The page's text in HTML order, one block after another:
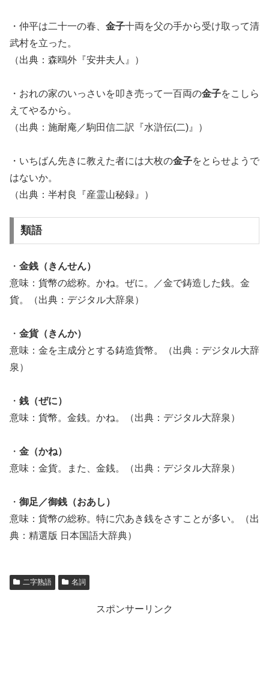
・仲平は二十一の春、 金子十両を父の手から受け取って清
武村を立った。
（出典：森鴎外『安井夫人』）
・おれの家のいっさいを叩き売って一百両の金子をこしら
えてやるから。
（出典：施耐庵／駒田信二訳『水滸伝(二)』）
・いちばん先きに教えた者には大枚の金子をとらせようで
はないか。
（出典：半村良『産霊山秘録』）
類語
・ 金銭（きんせん）
意味：貨幣の総称。かね。ぜに。／金で鋳造した銭。金
貨。（出典：デジタル大辞泉）
・ 金貨（きんか）
意味：金を主成分とする鋳造貨幣。（出典：デジタル大辞
泉）
・ 銭（ぜに）
意味：貨幣。金銭。かね。（出典：デジタル大辞泉）
・ 金（かね）
意味：金貨。また、金銭。（出典：デジタル大辞泉）
・ 御足／御銭（おあし）
意味：貨幣の総称。特に穴あき銭をさすことが多い。（出
典：精選版 日本国語大辞典）
二字熟語 名詞
スポンサーリンク